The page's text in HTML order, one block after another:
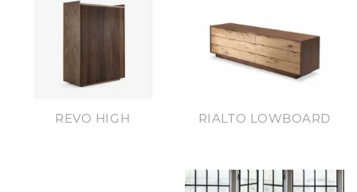
REVO HIGH RIALTO LOWBOARD